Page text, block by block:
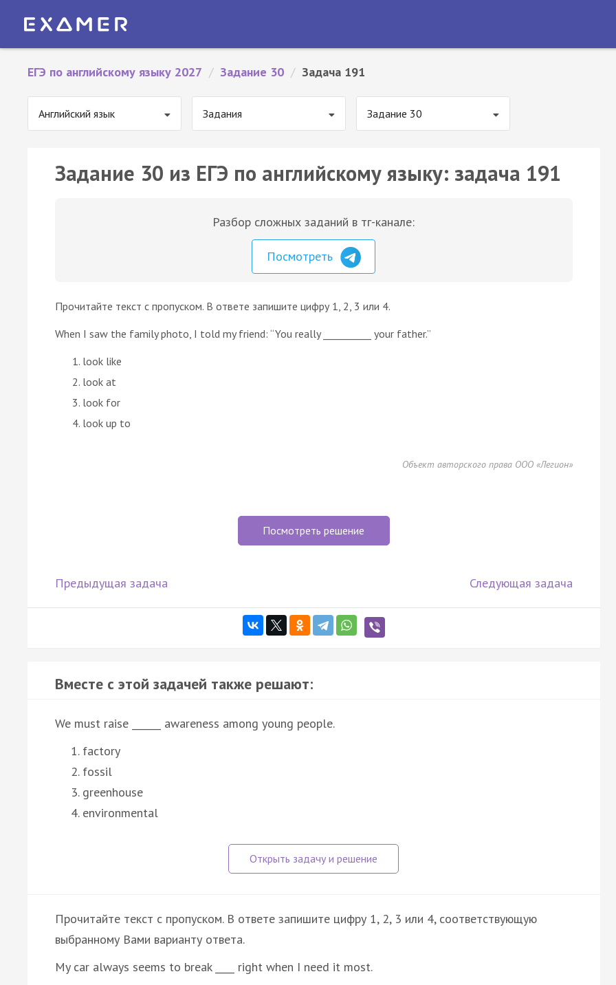
ЕГЭ по английскому языку 2027 / Задание 30 / Задача 191
Английский язык Задания Задание 30
Задание 30 из ЕГЭ по английскому языку: задача 191
Разбор сложных заданий в тг-канале:
Посмотреть
Прочитайте текст с пропуском. В ответе запишите цифру 1, 2, 3 или 4.
When I saw the family photo, I told my friend: “You really __________ your father.”
look like
look at
look for
look up to
Объект авторского права ООО «Легион»
Посмотреть решение
Предыдущая задача Следующая задача
Вместе с этой задачей также решают:
We must raise ______ awareness among young people.
factory
fossil
greenhouse
environmental
Прочитайте текст с пропуском. В ответе запишите цифру 1, 2, 3 или 4, соответствующую
выбранному Вами варианту ответа.
My car always seems to break ____ right when I need it most.